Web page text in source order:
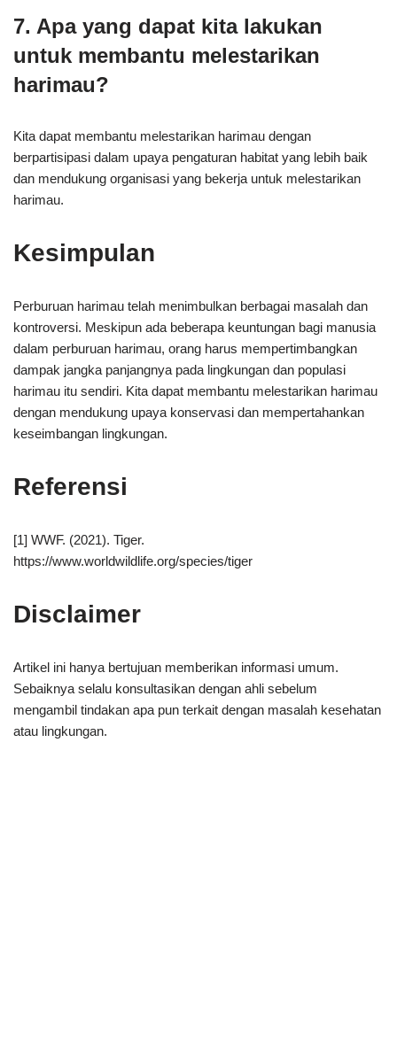
7. Apa yang dapat kita lakukan
untuk membantu melestarikan
harimau?
Kita dapat membantu melestarikan harimau dengan
berpartisipasi dalam upaya pengaturan habitat yang lebih baik
dan mendukung organisasi yang bekerja untuk melestarikan
harimau.
Kesimpulan
Perburuan harimau telah menimbulkan berbagai masalah dan
kontroversi. Meskipun ada beberapa keuntungan bagi manusia
dalam perburuan harimau, orang harus mempertimbangkan
dampak jangka panjangnya pada lingkungan dan populasi
harimau itu sendiri. Kita dapat membantu melestarikan harimau
dengan mendukung upaya konservasi dan mempertahankan
keseimbangan lingkungan.
Referensi
[1] WWF. (2021). Tiger.
https://www.worldwildlife.org/species/tiger
Disclaimer
Artikel ini hanya bertujuan memberikan informasi umum.
Sebaiknya selalu konsultasikan dengan ahli sebelum
mengambil tindakan apa pun terkait dengan masalah kesehatan
atau lingkungan.